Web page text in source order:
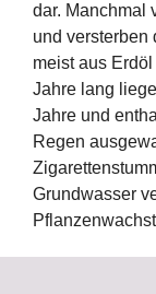
dar. Manchmal
und versterben
meist aus
Jahre lang
Jahre und
Regen
Grundwasser